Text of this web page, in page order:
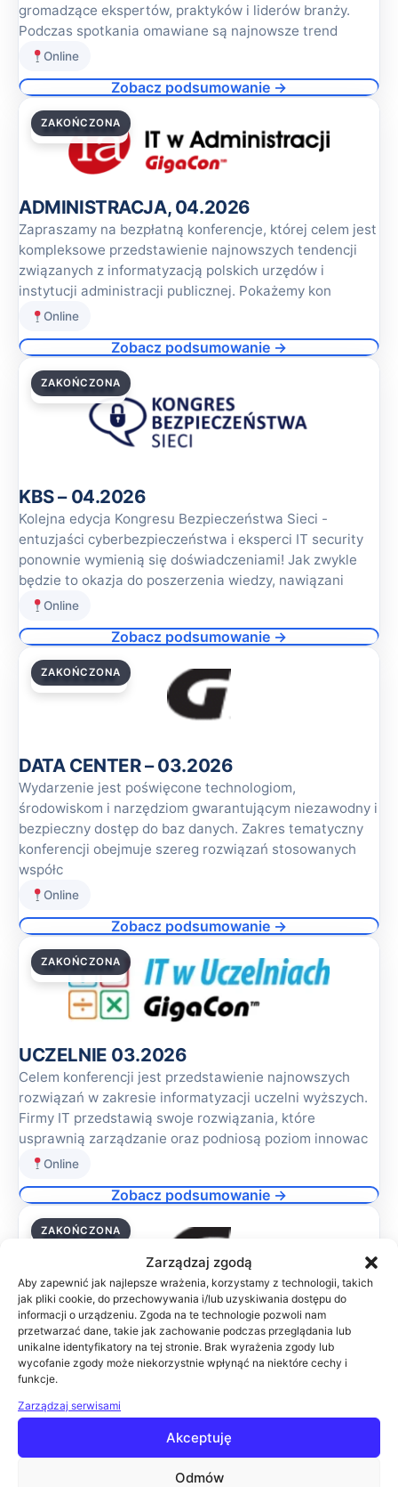
Zarządzaj zgodą
Aby zapewnić jak najlepsze wrażenia, korzystamy z technologii, takich
jak pliki cookie, do przechowywania i/lub uzyskiwania dostępu do
informacji o urządzeniu. Zgoda na te technologie pozwoli nam
przetwarzać dane, takie jak zachowanie podczas przeglądania lub
unikalne identyfikatory na tej stronie. Brak wyrażenia zgody lub
wycofanie zgody może niekorzystnie wpłynąć na niektóre cechy i
funkcje.
Zarządzaj serwisami
Akceptuję
Odmów
gromadzące ekspertów, praktyków i liderów branży.
Podczas spotkania omawiane są najnowsze trend
Online
Zobacz podsumowanie →
23.04.2026
ZAKOŃCZONA
ADMINISTRACJA, 04.2026
Zapraszamy na bezpłatną konferencje, której celem jest
kompleksowe przedstawienie najnowszych tendencji
związanych z informatyzacją polskich urzędów i
instytucji administracji publicznej. Pokażemy kon
Online
Zobacz podsumowanie →
16.04.2026
ZAKOŃCZONA
KBS – 04.2026
Kolejna edycja Kongresu Bezpieczeństwa Sieci -
entuzjaści cyberbezpieczeństwa i eksperci IT security
ponownie wymienią się doświadczeniami! Jak zwykle
będzie to okazja do poszerzenia wiedzy, nawiązani
Online
Zobacz podsumowanie →
26.03.2026
ZAKOŃCZONA
DATA CENTER – 03.2026
Wydarzenie jest poświęcone technologiom,
środowiskom i narzędziom gwarantującym niezawodny i
bezpieczny dostęp do baz danych. Zakres tematyczny
konferencji obejmuje szereg rozwiązań stosowanych
współc
Online
Zobacz podsumowanie →
12.03.2026
ZAKOŃCZONA
UCZELNIE 03.2026
Celem konferencji jest przedstawienie najnowszych
rozwiązań w zakresie informatyzacji uczelni wyższych.
Firmy IT przedstawią swoje rozwiązania, które
usprawnią zarządzanie oraz podniosą poziom innowac
Online
Zobacz podsumowanie →
26.02.2026
ZAKOŃCZONA
SŁUŻBA ZDROWIA 02.2026
Celem konferencji jest przedstawienie najnowszych
rozwiązań w zakresie informatyzacji zakładów opieki
zdrowotnej. Podczas wydarzenia wiodące firmy IT
zaprezentują swoje rozwiązania, które pomogą uspra
Zobacz podsumowanie →